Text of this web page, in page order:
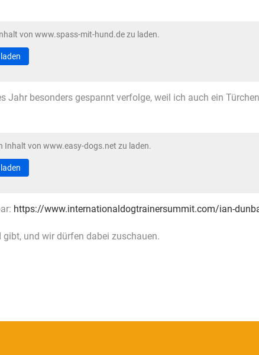
von www.spass-mit-hund.de zu laden.
Jahr besonders gespannt verfolge, weil ich auch ein
Inhalt von www.easy-dogs.net zu laden.
https://www.internationaldogtrainersummit.com/ian-
und wir dürfen dabei zuschauen.